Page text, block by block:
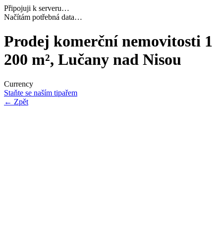
Připojuji k serveru…
Dokončuji inicializaci…
Prodej komerční nemovitosti 1
200 m², Lučany nad Nisou
Currency
Staňte se naším tipařem
← Zpět